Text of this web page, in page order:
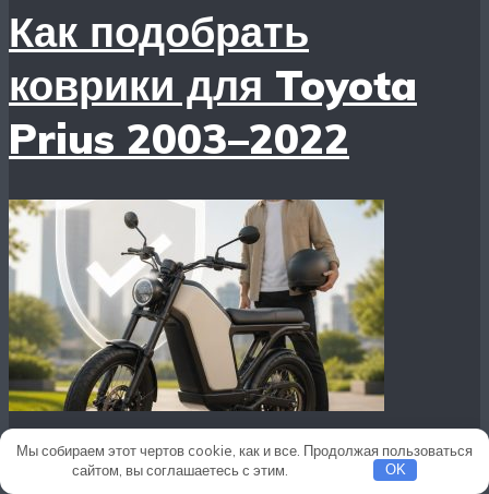
Как подобрать
коврики для Toyota
Prius 2003–2022
Электробайк без прав:
Мы собираем этот чертов cookie, как и все. Продолжая пользоваться
сайтом, вы соглашаетесь с этим.
OK